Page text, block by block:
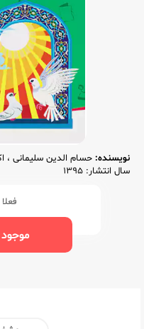
نویسنده: حسام الدین سلیمانی ،
سال انتشار: 1395